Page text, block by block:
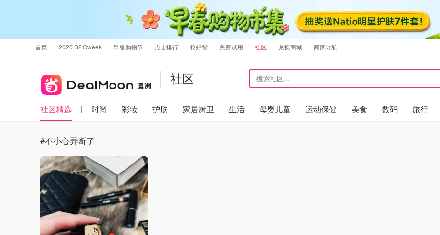
首页 2026 S2 Oweek 早春购物节 点击排行 抢好货 免费试用 社区 兑换商城 商家导航
社区
社区精选 时尚 彩妆 护肤 家居厨卫 生活 母婴儿童 运动保健 美食 数码 旅行
#不小心弄断了